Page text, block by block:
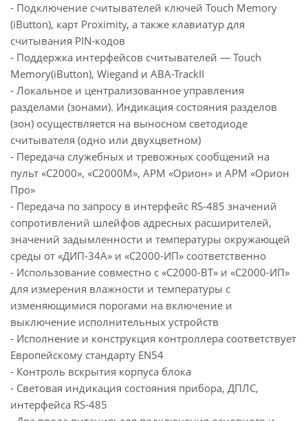
- Подключение считывателей ключей Touch Memory
(iButton), карт Proximity, а также клавиатур для
считывания PIN-кодов
- Поддержка интерфейсов считывателей — Touch
Memory(iButton), Wiegand и ABA-TrackII
- Локальное и централизованное управления
разделами (зонами). Индикация состояния разделов
(зон) осуществляется на выносном светодиоде
считывателя (одно или двухцветном)
- Передача служебных и тревожных сообщений на
пульт «С2000», «С2000М», АРМ «Орион» и АРМ «Орион
Про»
- Передача по запросу в интерфейс RS-485 значений
сопротивлений шлейфов адресных расширителей,
значений задымленности и температуры окружающей
среды от «ДИП-34А» и «С2000-ИП» соответственно
- Использование совместно с «С2000-ВТ» и «С2000-ИП»
для измерения влажности и температуры с
изменяющимися порогами на включение и
выключение исполнительных устройств
- Исполнение и конструкция контроллера соответствует
Европейскому стандарту EN54
- Контроль вскрытия корпуса блока
- Световая индикация состояния прибора, ДПЛС,
интерфейса RS-485